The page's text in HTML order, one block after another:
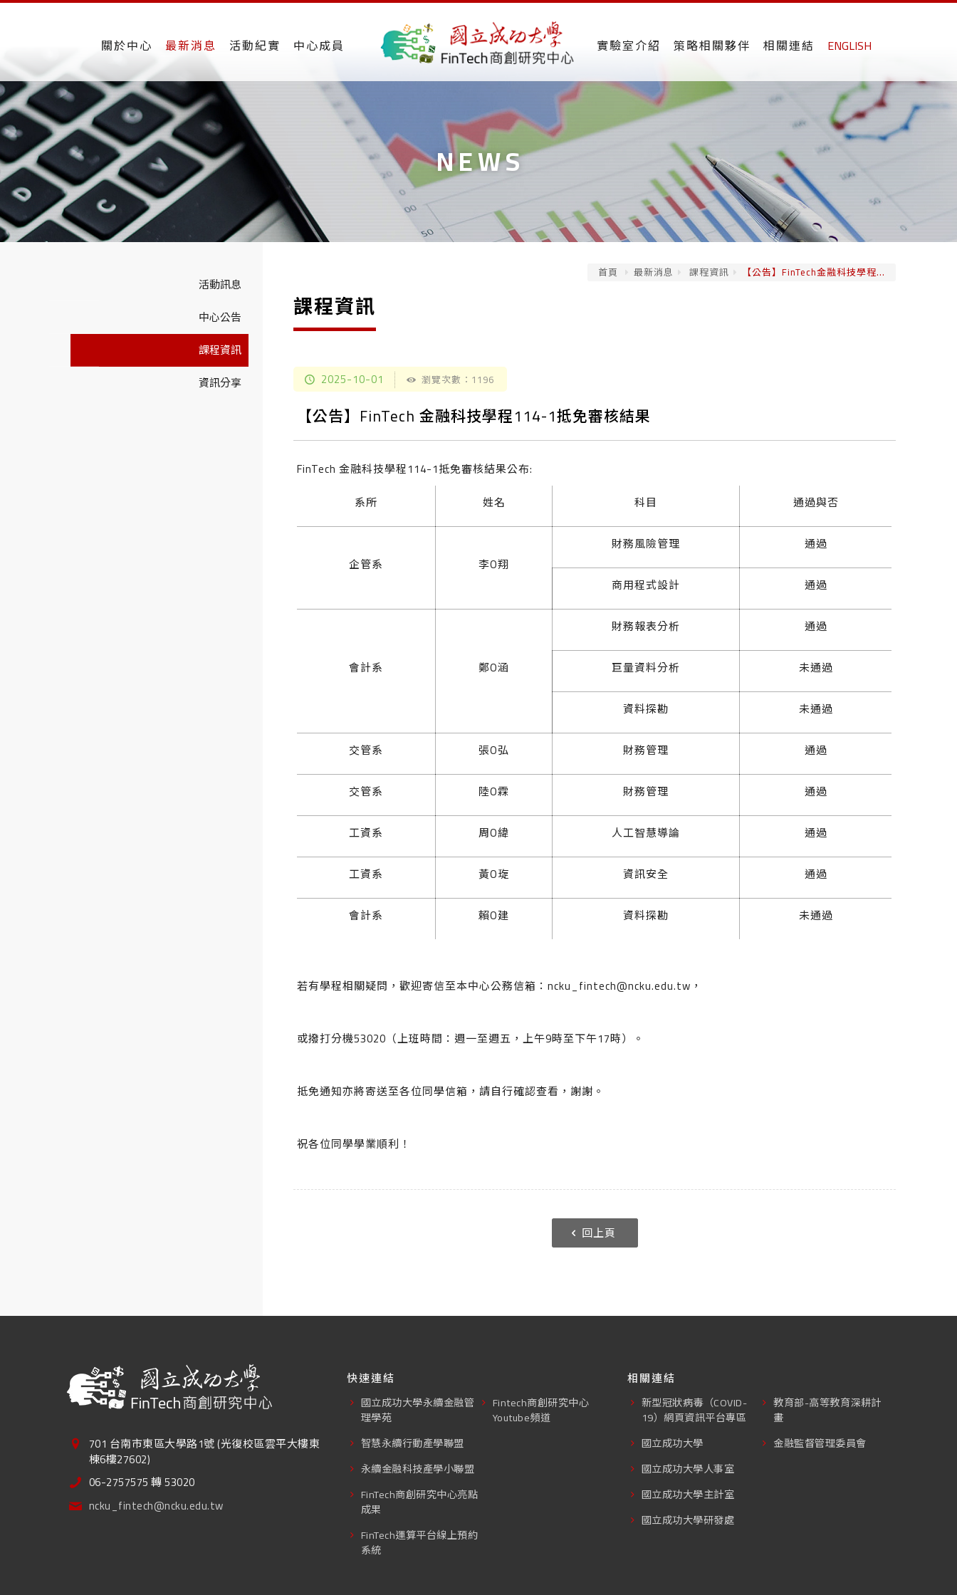
關於中心 最新消息 活動紀實 中心成員 實驗室介紹 策略相關夥伴 相關連結 ENGLISH
NEWS
首頁 最新消息 課程資訊 【公告】FinTech金融科技學程...
課程資訊
2025-10-01 瀏覽次數：1196
【公告】FinTech 金融科技學程114-1抵免審核結果
FinTech 金融科技學程114-1抵免審核結果公布:
系所
姓名 科目 通過與否
企管系 李O翔
財務風險管理
通過
商用程式設計
通過
會計系 鄭O涵
財務報表分析
通過
巨量資料分析
未通過
資料探勘
未通過
交管系
張O弘 財務管理
通過
交管系
陸O霖 財務管理
通過
工資系
周O緯 人工智慧導論
通過
工資系
黃O琁 資訊安全
通過
會計系
賴O建 資料探勘 未通過
若有學程相關疑問，歡迎寄信至本中心公務信箱：ncku_fintech@ncku.edu.tw，
或撥打分機53020（上班時間：週一至週五，上午9時至下午17時）。
抵免通知亦將寄送至各位同學信箱，請自行確認查看，謝謝。
祝各位同學學業順利！
回上頁
活動訊息
中心公告
課程資訊
資訊分享
701 台南市東區大學路1號 (光復校區雲平大樓東
棟6樓27602)
06-2757575 轉 53020
ncku_fintech@ncku.edu.tw
快速連結
國立成功大學永續金融管
理學苑
智慧永續行動產學聯盟
永續金融科技產學小聯盟
FinTech商創研究中心亮點
成果
FinTech運算平台線上預約
系統
Fintech商創研究中心
Youtube頻道
相關連結
新型冠狀病毒（COVID-
19）網頁資訊平台專區
國立成功大學
國立成功大學人事室
國立成功大學主計室
國立成功大學研發處
教育部-高等教育深耕計
畫
金融監督管理委員會